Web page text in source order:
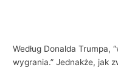
Według Donalda Trumpa,
wygrania.” Jednakże, jak
n
e